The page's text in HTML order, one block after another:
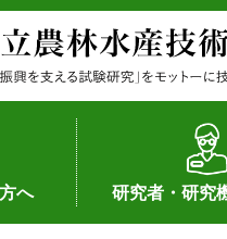
へ 研究者・研究
研究者の紹介
シーズ研究の成
産学官連携
知的財産の保有
知的財産の保有
研究員の受入
研究活動不正行
公的研究資金へ